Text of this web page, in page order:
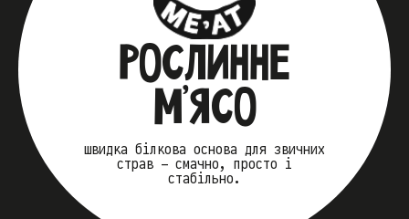
РОСЛИННЕ
М’ЯСО
швидка білкова основа для звичних
страв — смачно, просто і
стабільно.